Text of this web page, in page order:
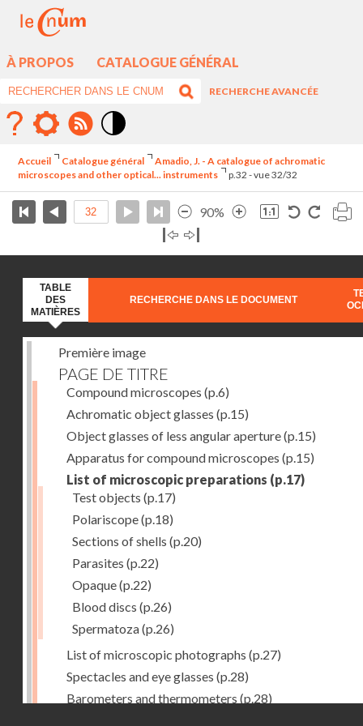
À PROPOS CATALOGUE GÉNÉRAL
RECHERCHE AVANCÉE
élévé
Accueil Catalogue général
Amadio, J. - A catalogue of achromatic
microscopes and other optical... instruments
p.32 - vue 32/32
90%
TABLE
DES
MATIÈRES
RECHERCHE DANS LE DOCUMENT
Première image
PAGE DE TITRE
Compound microscopes (p.6)
Achromatic object glasses (p.15)
Object glasses of less angular aperture(p.15)
Apparatus for compound microscopes (p.15)
List of microscopic preparations (p.17)
Test objects (p.17)
Polariscope(p.18)
Sections of shells (p.20)
Parasites (p.22)
Opaque(p.22)
Blood discs (p.26)
Spermatoza(p.26)
List of microscopic photographs (p.27)
Spectacles and eye glasses (p.28)
Barometers and thermometers (p.28)